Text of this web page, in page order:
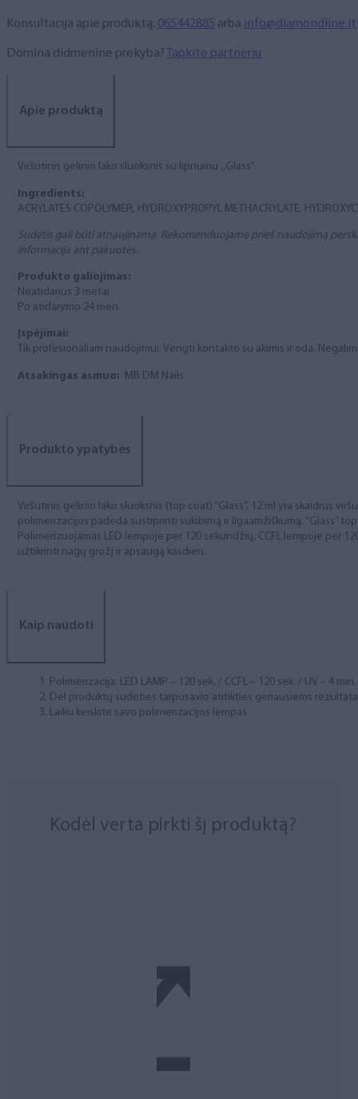
coat),
ml
Konsultacija apie produktą: 065442885 arba info@diamondline.lt
Domina didmeninė prekyba? Tapkite partneriu
Apie produktą
Viršutinis gelinio lako sluoksnis su lipnumu ,,Glass”.
Ingredients:
ACRYLATES COPOLYMER, HYDROXYPROPYL METHACRYLATE,
Sudėtis gali būti atnaujinama. Rekomenduojame prieš naudojimą
informacija ant pakuotės.
Produkto galiojimas:
Neatidarius 3 metai
Po atidarymo 24 mėn.
Įspėjimai:
Tik profesionaliam naudojimui. Vengti kontakto su akimis ir oda.
Atsakingas asmuo: MB DM Nails
Produkto ypatybės
Viršutinis gelinio lako sluoksnis (top coat) “Glass”, 12 ml yra skaidrus
polimerizacijos padeda sustiprinti sukibimą ir ilgaamžiškumą. “Glass”
Polimerizuojamas LED lempoje per 120 sekundžių, CCFL lempoje per
užtikrinti nagų grožį ir apsaugą kasdien.
Kaip naudoti
Polimerizacija: LED LAMP – 120 sek. / CCFL – 120 sek. / UV – 4 min.
Dėl produktų sudėties tarpusavio atitikties geriausiems
Laiku keiskite savo polimerizacijos lempas.
Kodėl verta pirkti šį produktą?